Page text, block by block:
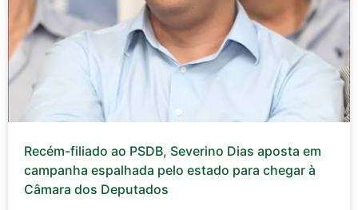
Recém-filiado ao PSDB, Severino Dias aposta em
campanha espalhada pelo estado para chegar à
Câmara dos Deputados